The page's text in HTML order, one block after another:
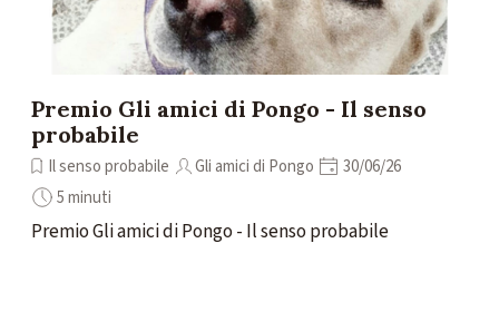
Premio Gli amici di Pongo - Il senso
probabile
Il senso probabile Gli amici di Pongo
30/06/26
5 minuti
Premio Gli amici di Pongo - Il senso probabile